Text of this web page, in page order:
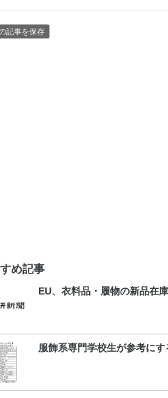
記事を保存
め記事
EU、衣料品・履物の新品在
服飾系専門学校生が参考に